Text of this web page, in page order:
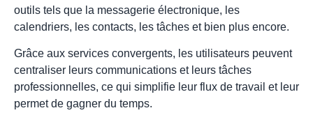
outils tels que la messagerie électronique, les
calendriers, les contacts, les tâches et bien plus encore.
Grâce aux services convergents, les utilisateurs peuvent
centraliser leurs communications et leurs tâches
professionnelles, ce qui simplifie leur flux de travail et leur
permet de gagner du temps.